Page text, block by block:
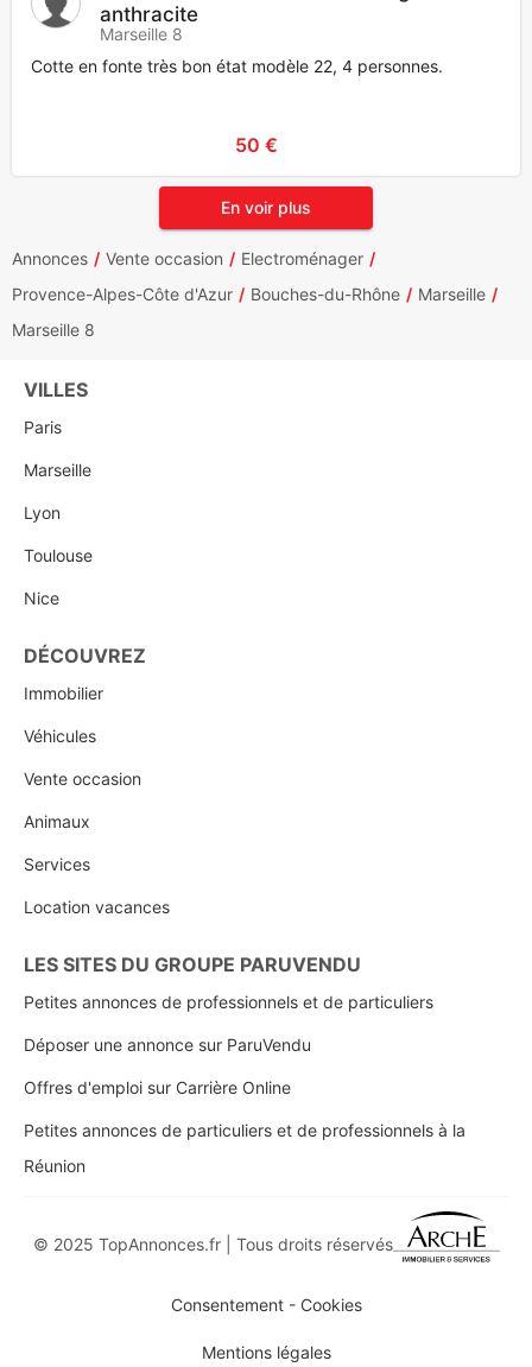
anthracite
Marseille 8
Cotte en fonte très bon état modèle 22, 4 personnes.
50 €
En voir plus
Annonces Vente occasion
Electroménager
Provence-Alpes-Côte d'Azur
Bouches-du-Rhône
Marseille
Marseille 8
VILLES
Paris
Marseille
Lyon
Toulouse
Nice
DÉCOUVREZ
Immobilier
Véhicules
Vente occasion
Animaux
Services
Location vacances
LES SITES DU GROUPE PARUVENDU
Petites annonces de professionnels et de particuliers
Déposer une annonce sur ParuVendu
Offres d'emploi sur Carrière Online
Petites annonces de particuliers et de professionnels à la
Réunion
© 2025 TopAnnonces.fr | Tous droits réservés
Consentement - Cookies
Mentions légales